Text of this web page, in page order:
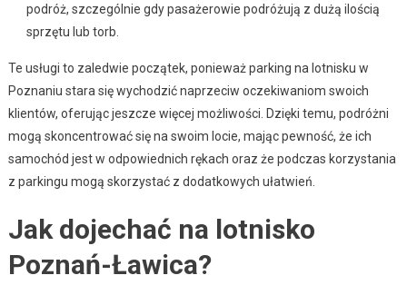
podróż, szczególnie gdy pasażerowie podróżują z dużą ilością
sprzętu lub torb.
Te usługi to zaledwie początek, ponieważ parking na lotnisku w
Poznaniu stara się wychodzić naprzeciw oczekiwaniom swoich
klientów, oferując jeszcze więcej możliwości. Dzięki temu, podróżni
mogą skoncentrować się na swoim locie, mając pewność, że ich
samochód jest w odpowiednich rękach oraz że podczas korzystania
z parkingu mogą skorzystać z dodatkowych ułatwień.
Jak dojechać na lotnisko
Poznań-Ławica?